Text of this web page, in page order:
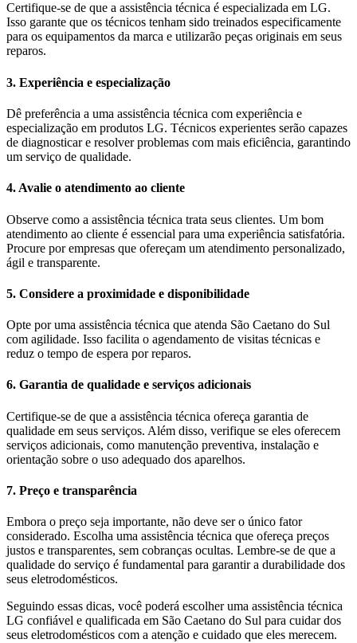
Certifique-se de que a assistência técnica é especializada em LG.
Isso garante que os técnicos tenham sido treinados especificamente
para os equipamentos da marca e utilizarão peças originais em seus
reparos.
3. Experiência e especialização
Dê preferência a uma assistência técnica com experiência e
especialização em produtos LG. Técnicos experientes serão capazes
de diagnosticar e resolver problemas com mais eficiência, garantindo
um serviço de qualidade.
4. Avalie o atendimento ao cliente
Observe como a assistência técnica trata seus clientes. Um bom
atendimento ao cliente é essencial para uma experiência satisfatória.
Procure por empresas que ofereçam um atendimento personalizado,
ágil e transparente.
5. Considere a proximidade e disponibilidade
Opte por uma assistência técnica que atenda São Caetano do Sul
com agilidade. Isso facilita o agendamento de visitas técnicas e
reduz o tempo de espera por reparos.
6. Garantia de qualidade e serviços adicionais
Certifique-se de que a assistência técnica ofereça garantia de
qualidade em seus serviços. Além disso, verifique se eles oferecem
serviços adicionais, como manutenção preventiva, instalação e
orientação sobre o uso adequado dos aparelhos.
7. Preço e transparência
Embora o preço seja importante, não deve ser o único fator
considerado. Escolha uma assistência técnica que ofereça preços
justos e transparentes, sem cobranças ocultas. Lembre-se de que a
qualidade do serviço é fundamental para garantir a durabilidade dos
seus eletrodomésticos.
Seguindo essas dicas, você poderá escolher uma assistência técnica
LG confiável e qualificada em São Caetano do Sul para cuidar dos
seus eletrodomésticos com a atenção e cuidado que eles merecem.